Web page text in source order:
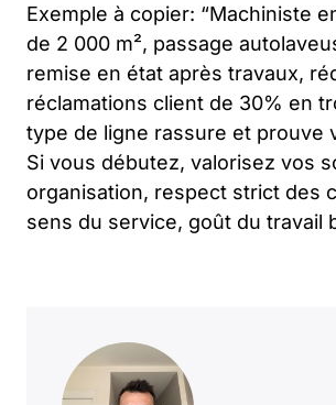
Exemple à copier: “Machiniste
de 2 000 m², passage
remise en état après travaux,
réclamations client de 30% en
type de ligne rassure et prouve
Si vous débutez, valorisez vos
organisation, respect strict des
sens du service, goût du travail